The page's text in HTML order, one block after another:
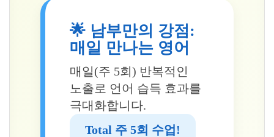
🌟 남부만의 강점:
매일 만나는 영어
매일(주 5회) 반복적인
노출로 언어 습득 효과를
극대화합니다.
Total 주 5회 수업!